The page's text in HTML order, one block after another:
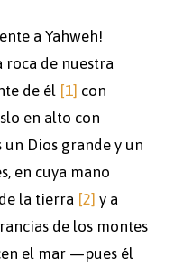
a Yahweh!
roca de nuestra
de él [1] con
en alto con
un Dios grande y un
en cuya mano
la tierra [2] y a
de los montes
el mar —pues él